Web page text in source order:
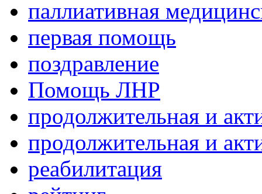
паллиативная
первая помощь
поздравление
Помощь ЛНР
продолжительная и
продолжительная и
реабилитация